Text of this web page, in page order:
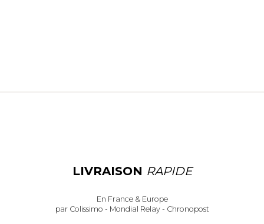
LIVRAISON RAPIDE
En France & Europe
par Colissimo - Mondial Relay - Chronopost